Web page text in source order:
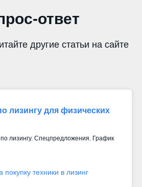
ответ
другие статьи на сайте
лизингу для физических
лизингу. Спецпредложения. График
покупку техники в лизинг